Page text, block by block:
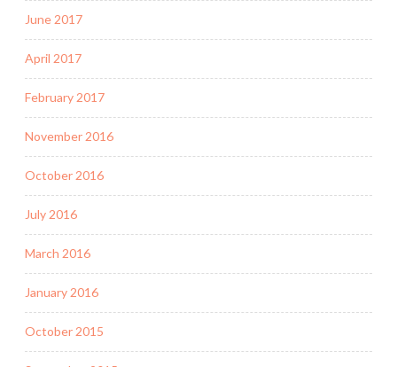
June 2017
April 2017
February 2017
November 2016
October 2016
July 2016
March 2016
January 2016
October 2015